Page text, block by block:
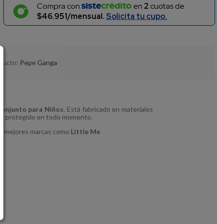
Compra con en 2 cuotas de
$46.951/mensual. Solicita tu cupo.
Pepe Ganga
Conjunto para Niños. Está fabricado en materiales
protegido en todo momento.
mejores marcas como Little Me